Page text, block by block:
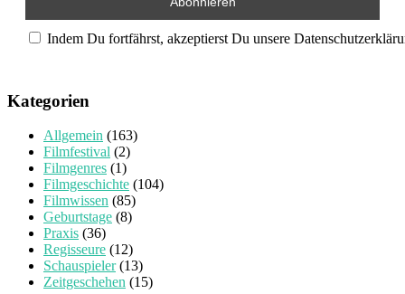
Indem Du fortfährst, akzeptierst Du unsere
Kategorien
Allgemein (163)
Filmfestival (2)
Filmgenres (1)
Filmgeschichte (104)
Filmwissen (85)
Geburtstage (8)
Praxis (36)
Regisseure (12)
Schauspieler(13)
Zeitgeschehen (15)